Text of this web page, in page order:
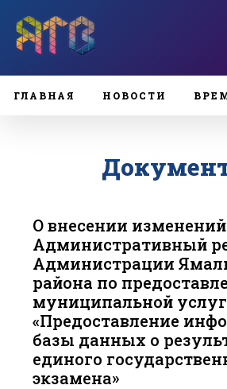
ГЛАВНАЯ НОВОСТИ
О внесении
Административный
Администрации
района по
муниципальной
«Предоставление
базы данных о
единого
экзамена»